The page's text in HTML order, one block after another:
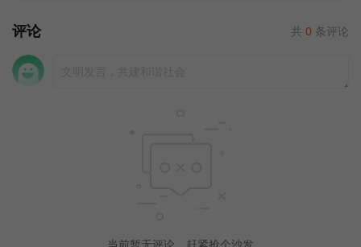
评论 共 0 条评论
当前暂无评论，赶紧抢个沙发